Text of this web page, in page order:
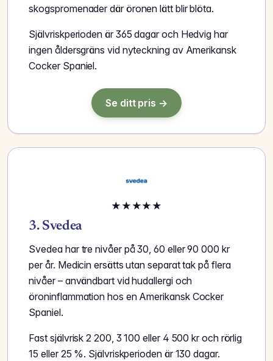
skogspromenader där öronen lätt blir blöta.
Självriskperioden är 365 dagar och Hedvig har
ingen åldersgräns vid nyteckning av Amerikansk
Cocker Spaniel.
Se ditt pris →
★ ★ ★★ ★
3. Svedea
Svedea har tre nivåer på 30, 60 eller 90 000 kr
per år. Medicin ersätts utan separat tak på flera
nivåer – användbart vid hudallergi och
öroninflammation hos en Amerikansk Cocker
Spaniel.
Fast självrisk 2 200, 3 100 eller 4 500 kr och rörlig
15 eller 25 %. Självriskperioden är 130 dagar.